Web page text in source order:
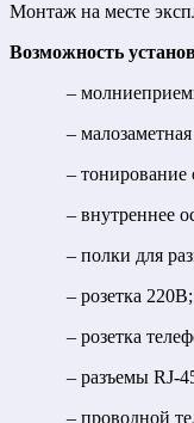
Монтаж на месте
Возможность
–
– малозаметная
– тонирование
– внутреннее
– полки для
– розетка 220В;
– розетка
– разъемы RJ-45
– проводной